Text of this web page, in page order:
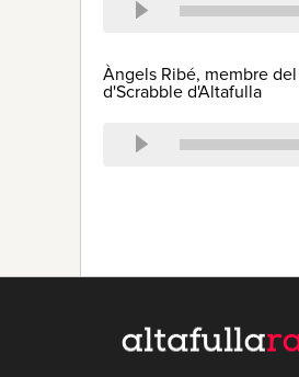
Àngels Ribé, membre
d'Scrabble d'Altafulla